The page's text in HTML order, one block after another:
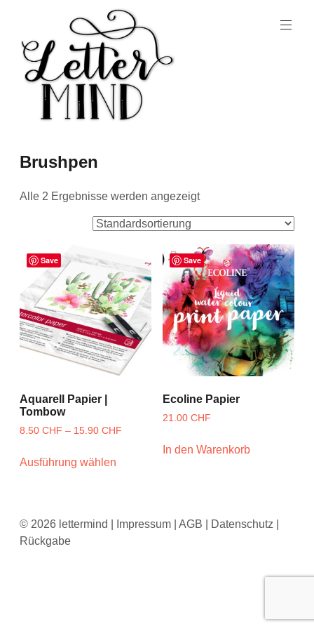
Brushpen
Alle 2 Ergebnisse werden angezeigt
Save
Aquarell Papier |
Tombow
8.50CHF – 15.90CHF
Ausführung wählen
Save
Ecoline Papier
21.00 CHF
In den Warenkorb
© 2026 lettermind | Impressum |AGB Datenschutz
Rückgabe